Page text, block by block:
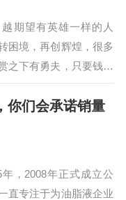
车油尿素液领导品
的可兰素工厂，特
，占…
期望有英雄一样的人
困境，再创辉煌，很多
之下有勇夫，只要钱给
是问题。貌似有道理，
所谓的给到位其实很难
你们会承诺销量
，2008年正式成立公
直专注于为油脂液企业